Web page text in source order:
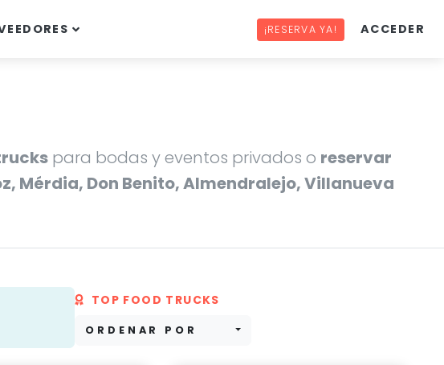
¡RESERVA YA! ACCEDER
para bodas y eventos privados o reservar
Mérdia, Don Benito, Almendralejo, Villanueva
TOP FOOD TRUCKS
ORDENAR POR